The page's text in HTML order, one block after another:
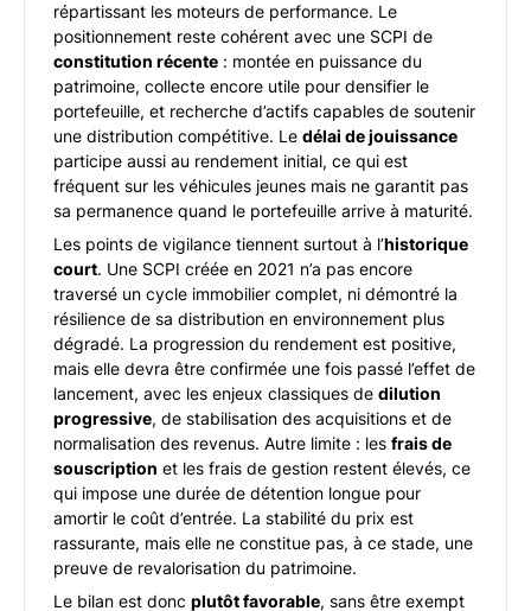
répartissant les moteurs de performance. Le
positionnement reste cohérent avec une SCPI de
constitution récente : montée en puissance du
patrimoine, collecte encore utile pour densifier le
portefeuille, et recherche d’actifs capables de soutenir
une distribution compétitive. Le délai de jouissance
participe aussi au rendement initial, ce qui est
fréquent sur les véhicules jeunes mais ne garantit pas
sa permanence quand le portefeuille arrive à maturité.
Les points de vigilance tiennent surtout à l’historique
court. Une SCPI créée en 2021 n’a pas encore
traversé un cycle immobilier complet, ni démontré la
résilience de sa distribution en environnement plus
dégradé. La progression du rendement est positive,
mais elle devra être confirmée une fois passé l’effet de
lancement, avec les enjeux classiques de dilution
progressive, de stabilisation des acquisitions et de
normalisation des revenus. Autre limite : les frais de
souscription et les frais de gestion restent élevés, ce
qui impose une durée de détention longue pour
amortir le coût d’entrée. La stabilité du prix est
rassurante, mais elle ne constitue pas, à ce stade, une
preuve de revalorisation du patrimoine.
Le bilan est donc plutôt favorable, sans être exempt